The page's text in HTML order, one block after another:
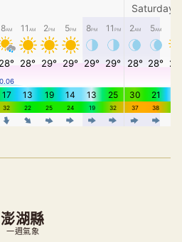
澎湖縣
一週氣象